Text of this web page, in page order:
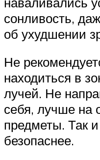
сонливость,
об ухудшении
Не
находиться в
лучей. Не
себя, лучше на
предметы. Так
безопаснее.